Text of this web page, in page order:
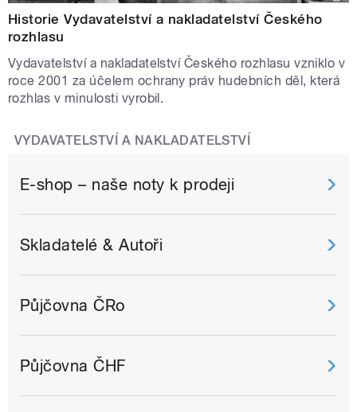
Historie Vydavatelství a nakladatelství Českého
rozhlasu
Vydavatelství a nakladatelství Českého rozhlasu vzniklo v
roce 2001 za účelem ochrany práv hudebních děl, která
rozhlas v minulosti vyrobil.
VYDAVATELSTVÍ A NAKLADATELSTVÍ
E-shop – naše noty k prodeji
Skladatelé & Autoři
Půjčovna ČRo
Půjčovna ČHF